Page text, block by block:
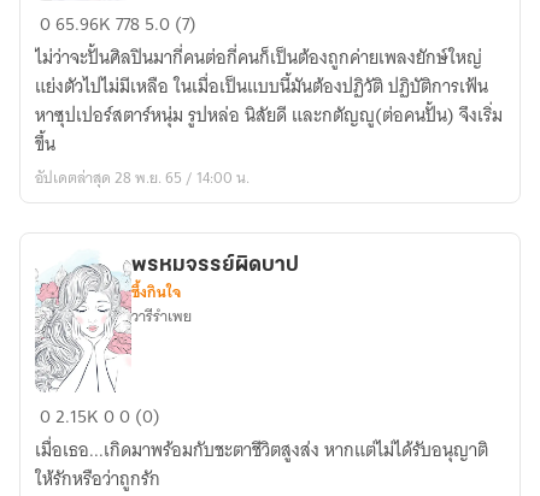
Super
Star
I
Love
You
ปิ๊ง
รัก
เปอร์
ส
ตาร์
065.96K7785.0 (7)
ไม่ว่าจะปั้นศิลปินมากี่คนต่อกี่คนก็เป็นต้องถูกค่ายเพลงยักษ์ใหญ่
แย่งตัวไปไม่มีเหลือ ในเมื่อเป็นแบบนี้มันต้องปฏิวัติ ปฏิบัติการเฟ้น
หาซุปเปอร์สตาร์หนุ่ม รูปหล่อ นิสัยดี และกตัญญู(ต่อคนปั้น) จึงเริ่ม
ขึ้น
อัปเดตล่าสุด 28 พ.ย. 65 / 14:00 น.
พรหมจรรย์
ผิด
บาป
พรหมจรรย์ผิดบาป
ซึ้งกินใจ
วารีรำเพย
02.15K00 (0)
เมื่อเธอ...เกิดมาพร้อมกับชะตาชีวิตสูงส่ง หากแต่ไม่ได้รับอนุญาติ
ให้รักหรือว่าถูกรัก